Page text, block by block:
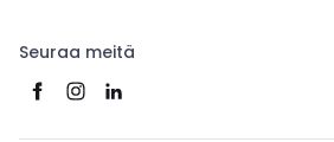
Seuraa meitä